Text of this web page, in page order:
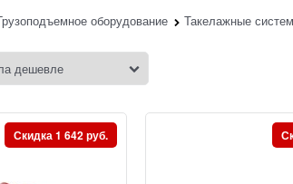
оборудование Такелажные
Скидка 1 642 руб.